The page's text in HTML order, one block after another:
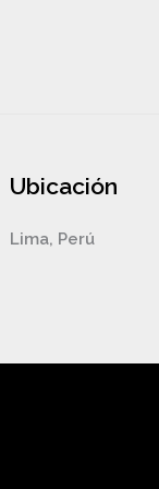
Ubicación
Lima, Perú